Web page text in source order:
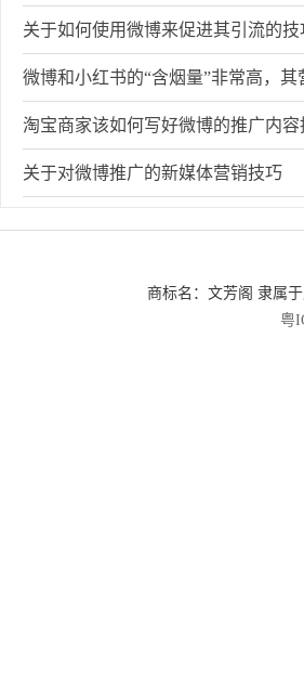
关于如何使用微博来促进其引流的技
淘宝商家该如何写好微博的推广内容
关于对微博推广的新媒体营销技巧
商标名：文芳阁 隶属
粤